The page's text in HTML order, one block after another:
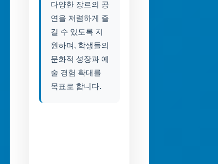
다양한 장르의 공
연을 저렴하게 즐
길 수 있도록 지
원하며, 학생들의
문화적 성장과 예
술 경험 확대를
목표로 합니다.